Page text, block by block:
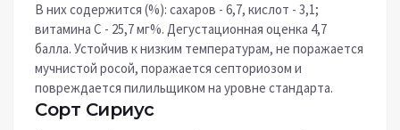
В них содержится (%): сахаров - 6,7, кислот - 3,1;
витамина С - 25,7 мг%. Дегустационная оценка 4,7
балла. Устойчив к низким температурам, не поражается
мучнистой росой, поражается септориозом и
повреждается пилильщиком на уровне стандарта.
Сорт Сириус